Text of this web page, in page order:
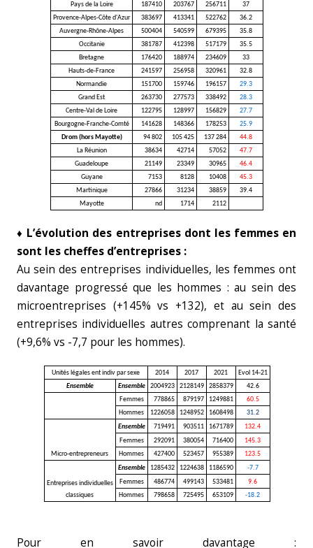
Pays de la Loire
187410 203767 256711
37
Provence-Alpes-Côte d'Azur
383697 413341 522762
36.2
Auvergne-Rhône-Alpes
500404 540599 679395
35.8
Occitanie
381787 412398 517179
35.5
Bretagne
176420 188974 234609
33
Hauts-de-France
241597 256958 320961
32.8
Normandie
151700 159746 196157
29.3
Grand Est
263730 277573 338492
28.3
Centre-Val de Loire
122795 128997 156829
27.7
Bourgogne-Franche-Comté
141628 148366 178253
25.9
Drom (hors Mayotte)
94 802 105 425 137 284
44.8
La Réunion
38634 42714 57052
47.7
Guadeloupe
21149 23349 30965
46.4
Guyane
7153 8128 10408
45.3
Martinique
27866 31234 38859
39.4
Mayotte
nd 1714 2112
♦ L’évolution des entreprises dont les femmes en
sont les cheffes d’entreprises :
Au sein des entreprises individuelles, les femmes ont
davantage progressé que les hommes : au sein des
microentreprises (+145% vs +132), et au sein des
entreprises individuelles autres comprenant la santé
(+9,6% vs -7,7 pour les hommes).
Unités légales ent indiv par sexe 2014 2017 2021
Evol 14-21
Ensemble
Ensemble 2004923 2128149 2858379
42.6
Femmes
778865 879197 1249881
60.5
Hommes
1226058 1248952 1608498 31.2
Micro-entrepreneurs
Ensemble 719491 903511 1671789
132.4
Femmes
292091 380054 716400
145.3
Hommes
427400 523457 955389 123.5
Entreprises individuelles
classiques
Ensemble 1285432 1224638 1186590
-7.7
Femmes
486774 499143 533481
9.6
Hommes
798658 725495 653109 -18.2
Pour en savoir davantage :